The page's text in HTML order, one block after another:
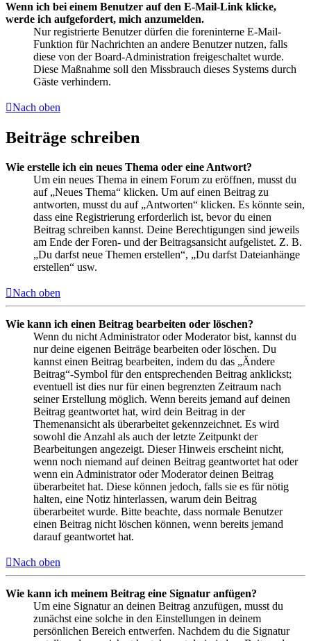
Wenn ich bei einem Benutzer auf den E-Mail-Link klicke,
werde ich aufgefordert, mich anzumelden.
Nur registrierte Benutzer dürfen die foreninterne E-Mail-
Funktion für Nachrichten an andere Benutzer nutzen, falls
diese von der Board-Administration freigeschaltet wurde.
Diese Maßnahme soll den Missbrauch dieses Systems durch
Gäste verhindern.
Nach oben
Beiträge schreiben
Wie erstelle ich ein neues Thema oder eine Antwort?
Um ein neues Thema in einem Forum zu eröffnen, musst du
auf „Neues Thema“ klicken. Um auf einen Beitrag zu
antworten, musst du auf „Antworten“ klicken. Es könnte sein,
dass eine Registrierung erforderlich ist, bevor du einen
Beitrag schreiben kannst. Deine Berechtigungen sind jeweils
am Ende der Foren- und der Beitragsansicht aufgelistet. Z. B.
„Du darfst neue Themen erstellen“, „Du darfst Dateianhänge
erstellen“ usw.
Nach oben
Wie kann ich einen Beitrag bearbeiten oder löschen?
Wenn du nicht Administrator oder Moderator bist, kannst du
nur deine eigenen Beiträge bearbeiten oder löschen. Du
kannst einen Beitrag bearbeiten, indem du das „Ändere
Beitrag“-Symbol für den entsprechenden Beitrag anklickst;
eventuell ist dies nur für einen begrenzten Zeitraum nach
seiner Erstellung möglich. Wenn bereits jemand auf deinen
Beitrag geantwortet hat, wird dein Beitrag in der
Themenansicht als überarbeitet gekennzeichnet. Es wird
sowohl die Anzahl als auch der letzte Zeitpunkt der
Bearbeitungen angezeigt. Dieser Hinweis erscheint nicht,
wenn noch niemand auf deinen Beitrag geantwortet hat oder
wenn ein Administrator oder Moderator deinen Beitrag
überarbeitet hat. Diese können jedoch, falls sie es für nötig
halten, eine Notiz hinterlassen, warum dein Beitrag
überarbeitet wurde. Bitte beachte, dass normale Benutzer
einen Beitrag nicht löschen können, wenn bereits jemand
darauf geantwortet hat.
Nach oben
Wie kann ich meinem Beitrag eine Signatur anfügen?
Um eine Signatur an deinen Beitrag anzufügen, musst du
zunächst eine solche in den Einstellungen in deinem
persönlichen Bereich entwerfen. Nachdem du die Signatur